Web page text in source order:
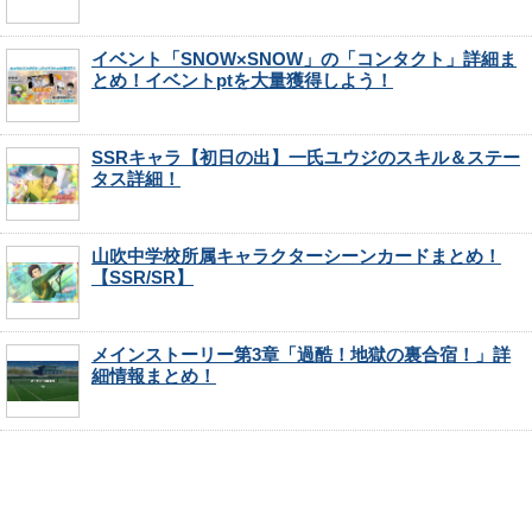
イベント「SNOW×SNOW」の「コンタクト」詳細ま
とめ！イベントptを大量獲得しよう！
SSRキャラ【初日の出】一氏ユウジのスキル＆ステー
タス詳細！
山吹中学校所属キャラクターシーンカードまとめ！
【SSR/SR】
メインストーリー第3章「過酷！地獄の裏合宿！」詳
細情報まとめ！